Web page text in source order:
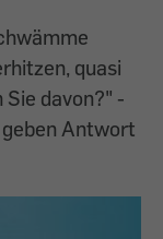
quasi
Sie davon?" -
Antwort